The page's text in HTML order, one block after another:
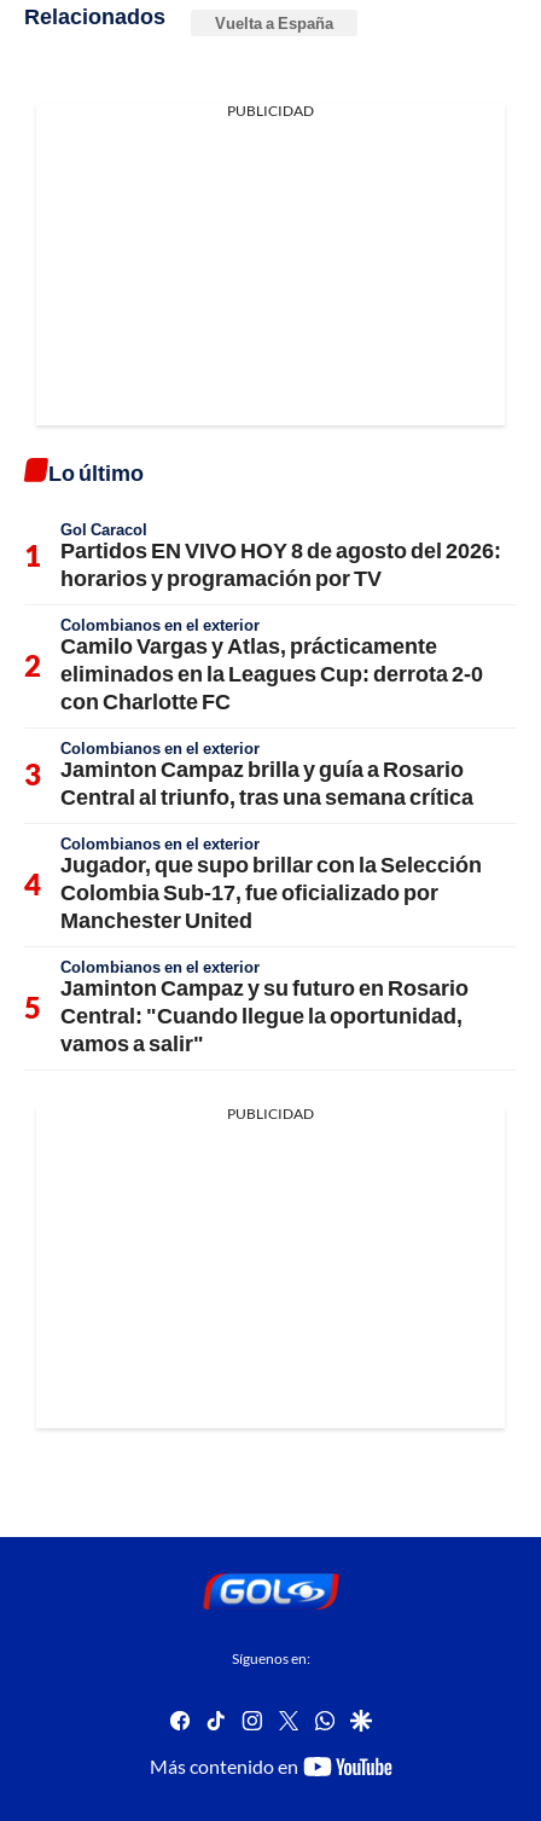
Relacionados Vuelta a España
PUBLICIDAD
Lo último
Gol Caracol
Partidos EN VIVO HOY 8 de agosto del 2026:
horarios y programación por TV
Colombianos en el exterior
Camilo Vargas y Atlas, prácticamente
eliminados en la Leagues Cup: derrota 2-0
con Charlotte FC
Colombianos en el exterior
Jaminton Campaz brilla y guía a Rosario
Central al triunfo, tras una semana crítica
Colombianos en el exterior
Jugador, que supo brillar con la Selección
Colombia Sub-17, fue oficializado por
Manchester United
Colombianos en el exterior
Jaminton Campaz y su futuro en Rosario
Central: "Cuando llegue la oportunidad,
vamos a salir"
PUBLICIDAD
Síguenos en:
facebook
tiktok instagram
twitterwhatsapp
google
Más contenido en
youtube-